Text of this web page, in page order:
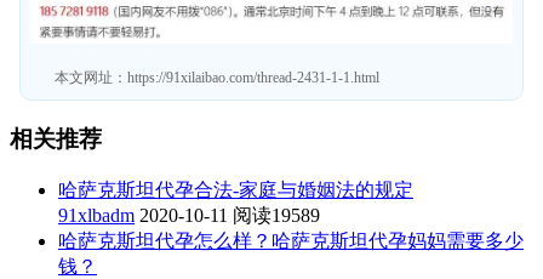
本文网址： https://91xilaibao.com/thread-2431-1-1.html
相关推荐
哈萨克斯坦代孕合法-家庭与婚姻法的规定
91xlbadm 2020-10-11 阅读19589
哈萨克斯坦代孕怎么样？哈萨克斯坦代孕妈妈需要多少
钱？